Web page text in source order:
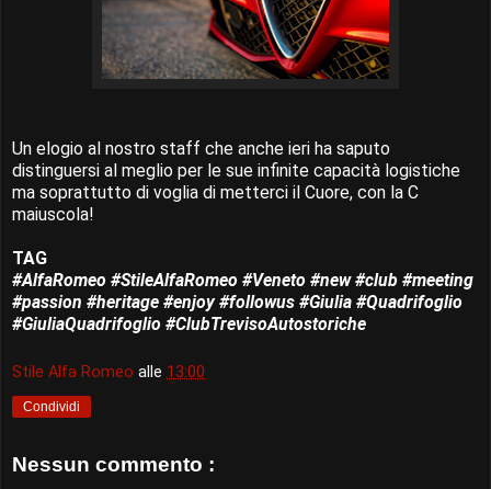
Un elogio al nostro staff che anche ieri ha saputo
distinguersi al meglio per le sue infinite capacità logistiche
ma soprattutto di voglia di metterci il Cuore, con la C
maiuscola!
TAG
#AlfaRomeo #StileAlfaRomeo #Veneto #new #club #meeting
#passion #heritage #enjoy #followus #Giulia #Quadrifoglio
#GiuliaQuadrifoglio #ClubTrevisoAutostoriche
Stile Alfa Romeo alle 13:00
Condividi
Nessun commento :